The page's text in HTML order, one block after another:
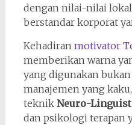
dengan nilai-nilai
berstandar korporat
Kehadiran motivator
memberikan warna
yang digunakan
manajemen yang
teknik Neuro-
dan psikologi terapan